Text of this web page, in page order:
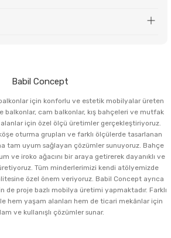
Babil Concept
için konforlu ve estetik mobilyalar üreten
balkonlar, cam balkonlar, kış bahçeleri ve mutfak
alanlar için özel ölçü üretimler gerçekleştiriyoruz.
oturma grupları ve farklı ölçülerde tasarlanan
tam uyum sağlayan çözümler sunuyoruz. Bahçe
ve iroko ağacını bir araya getirerek dayanıklı ve
Tüm minderlerimizi kendi atölyemizde
özel önem veriyoruz. Babil Concept ayrıca
de proje bazlı mobilya üretimi yapmaktadır. Farklı
hem yaşam alanları hem de ticari mekânlar için
ve kullanışlı çözümler sunar.